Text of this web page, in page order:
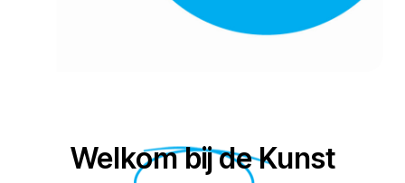
Welkom bij de Kunst